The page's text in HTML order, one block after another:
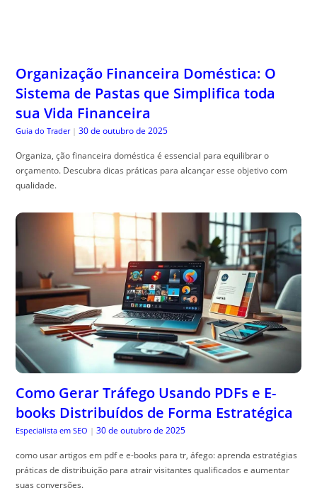
Organização Financeira Doméstica: O
Sistema de Pastas que Simplifica toda
sua Vida Financeira
Guia do Trader | 30 de outubro de 2025
Organiza, ção financeira doméstica é essencial para equilibrar o
orçamento. Descubra dicas práticas para alcançar esse objetivo com
qualidade.
Como Gerar Tráfego Usando PDFs e E-
books Distribuídos de Forma Estratégica
Especialista em SEO | 30 de outubro de 2025
como usar artigos em pdf e e-books para tr, áfego: aprenda estratégias
práticas de distribuição para atrair visitantes qualificados e aumentar
suas conversões.